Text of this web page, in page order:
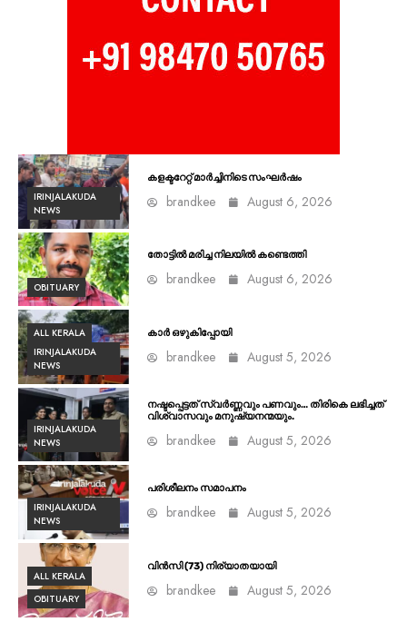
IRINJALAKUDA
NEWS
കളക്ടറേറ്റ് മാർച്ചിനിടെ സംഘർഷം
brandkee August 6, 2026
OBITUARY
തോട്ടിൽ മരിച്ച നിലയിൽ കണ്ടെത്തി
brandkee August 6, 2026
ALL KERALA
IRINJALAKUDA
NEWS
കാർ ഒഴുകിപ്പോയി
brandkee August 5, 2026
IRINJALAKUDA
NEWS
നഷ്ടപ്പെട്ടത് സ്വർണ്ണവും പണവും… തിരികെ ലഭിച്ചത്
വിശ്വാസവും മനുഷ്യനന്മയും.
brandkee August 5, 2026
IRINJALAKUDA
NEWS
പരിശീലനം സമാപനം
brandkee August 5, 2026
ALL KERALA
OBITUARY
വിൻസി (73) നിര്യാതയായി
brandkee August 5, 2026